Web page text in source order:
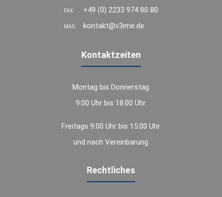
FAX +49 (0) 2233 974 80 80
MAIL kontakt@v3ime.de
Kontaktzeiten
Montag bis Donnerstag
9:00 Uhr bis 18:00 Uhr
Freitags 9:00 Uhr bis 15:00 Uhr
und nach Vereinbarung
Rechtliches